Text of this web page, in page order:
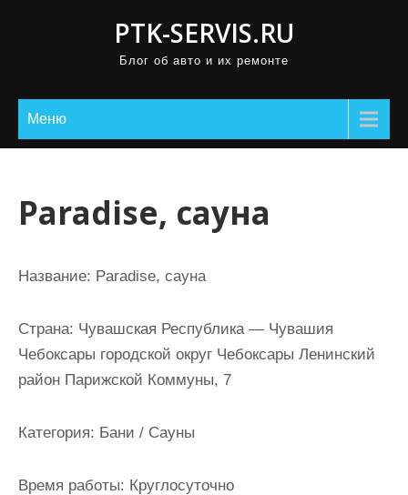
PTK-SERVIS.RU
Блог об авто и их ремонте
Меню
Paradise, сауна
Название: Paradise, сауна
Страна: Чувашская Республика — Чувашия
Чебоксары городской округ Чебоксары Ленинский
район Парижской Коммуны, 7
Категория: Бани / Сауны
Время работы: Круглосуточно